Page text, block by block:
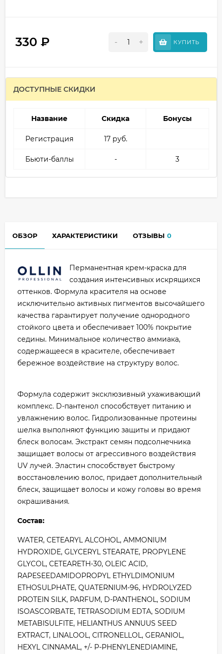
330 ₽ - + КУПИТЬ
ДОСТУПНЫЕ СКИДКИ
Название Скидка Бонусы
Регистрация 17 руб.
Бьюти-баллы - 3
ОБЗОР ХАРАКТЕРИСТИКИ ОТЗЫВЫ 0
Перманентная крем-краска для
создания интенсивных искрящихся
оттенков. Формула красителя на основе
исключительно активных пигментов высочайшего
качества гарантирует получение однородного
стойкого цвета и обеспечивает 100% покрытие
седины. Минимальное количество аммиака,
содержащееся в красителе, обеспечивает
бережное воздействие на структуру волос.
Формула содержит эксклюзивный ухаживающий
комплекс. D-пантенол способствует питанию и
увлажнению волос. Гидролизованные протеины
шелка выполняют функцию защиты и придают
блеск волосам. Экстракт семян подсолнечника
защищает волосы от агрессивного воздействия
UV лучей. Эластин способствует быстрому
восстановлению волос, придает дополнительный
блеск, защищает волосы и кожу головы во время
окрашивания.
Состав:
WATER, CETEARYL ALCOHOL, AMMONIUM
HYDROXIDE, GLYCERYL STEARATE, PROPYLENE
GLYCOL, CETEARETH-30, OLEIC ACID,
RAPESEEDAMIDOPROPYL ETHYLDIMONIUM
ETHOSULPHATE, QUATERNIUM-96, HYDROLYZED
PROTEIN SILK, PARFUM, D-PANTHENOL, SODIUM
ISOASCORBATE, TETRASODIUM EDTA, SODIUM
METABISULFITE, HELIANTHUS ANNUUS SEED
EXTRACT, LINALOOL, CITRONELLOL, GERANIOL,
HEXYL CINNAMAL, +/- P-PHENYLENEDIAMINE,